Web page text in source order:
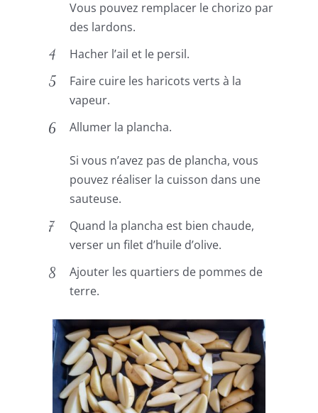
Vous pouvez remplacer le chorizo par
des lardons.
Hacher l’ail et le persil.
Faire cuire les haricots verts à la
vapeur.
Allumer la plancha.
Si vous n’avez pas de plancha, vous
pouvez réaliser la cuisson dans une
sauteuse.
Quand la plancha est bien chaude,
verser un filet d’huile d’olive.
Ajouter les quartiers de pommes de
terre.